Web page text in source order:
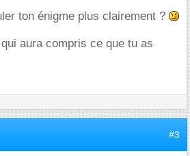
ton énigme plus clairement ?
aura compris ce que tu as
#3